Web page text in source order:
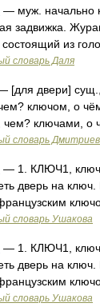
— муж. начально
задвижка.
из
словарь Даля
[для двери] сущ.,
ключом, о
чем? ключами, о
словарь
— 1. КЛЮЧ1,
дверь на ключ.
словарь Ушакова
— 1. КЛЮЧ1,
дверь на ключ.
словарь Ушакова